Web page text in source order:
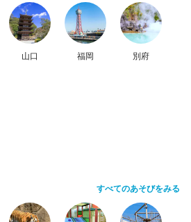
山口 福岡 別府
すべてのあそびをみる